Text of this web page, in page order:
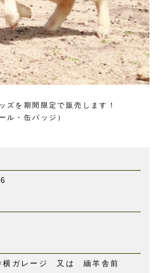
ズを期間限定で販売します！
ル・缶バッジ）
横ガレージ 又は 緬羊舎前